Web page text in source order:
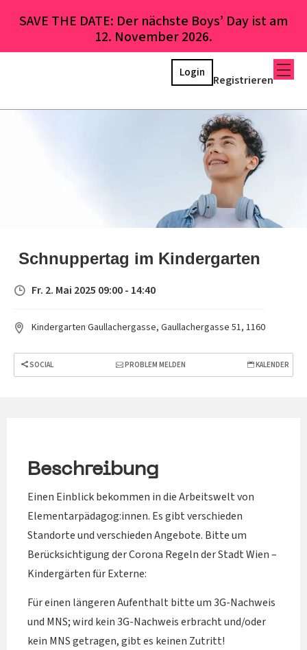
SAVE THE DATE: Der nächste Boys’ Day ist am
12. November 2026.
Registrieren
Login
Schnuppertag im Kindergarten
Fr. 2. Mai 2025 09:00 - 14:40
Kindergarten Gaullachergasse, Gaullachergasse 51, 1160
SOCIAL PROBLEM MELDEN KALENDER
Beschreibung
Einen Einblick bekommen in die Arbeitswelt von
Elementarpädagog:innen. Es gibt verschieden
Standorte und verschieden Angebote. Bitte um
Berücksichtigung der Corona Regeln der Stadt Wien –
Kindergärten für Externe:
Für einen längeren Aufenthalt bitte um 3G-Nachweis
und MNS; wird kein 3G-Nachweis erbracht und/oder
kein MNS getragen, gibt es keinen Zutritt!